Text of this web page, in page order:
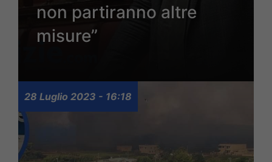
non partiranno altre
misure”
28 Luglio 2023 - 16:18